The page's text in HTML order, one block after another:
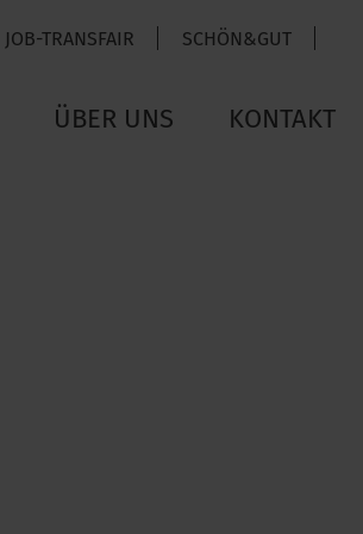
JOB-TRANSFAIR SCHÖN&GUT
ÜBER UNS KONTAKT